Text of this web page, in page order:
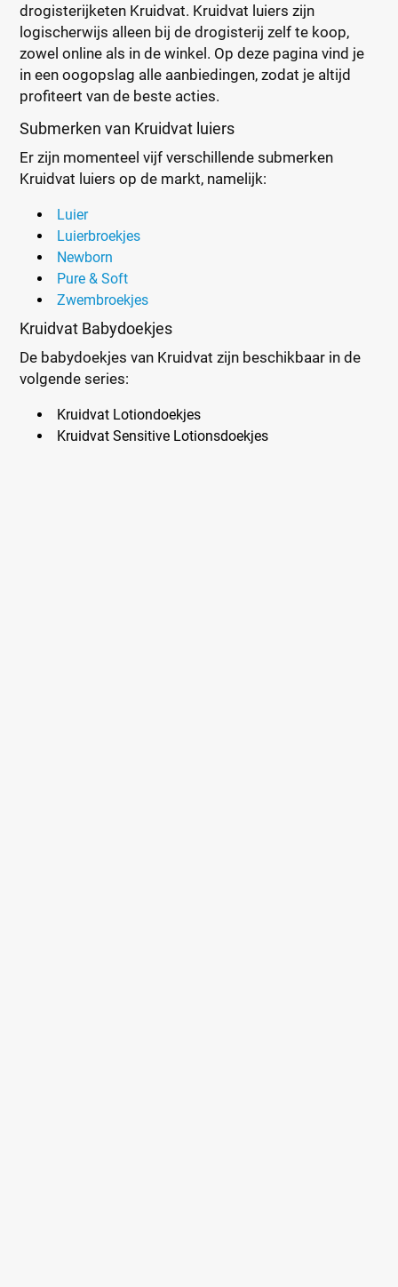
drogisterijketen Kruidvat. Kruidvat luiers zijn
logischerwijs alleen bij de drogisterij zelf te koop,
zowel online als in de winkel. Op deze pagina vind je
in een oogopslag alle aanbiedingen, zodat je altijd
profiteert van de beste acties.
Submerken van Kruidvat luiers
Er zijn momenteel vijf verschillende submerken
Kruidvat luiers op de markt, namelijk:
Luier
Luierbroekjes
Newborn
Pure & Soft
Zwembroekjes
Kruidvat Babydoekjes
De babydoekjes van Kruidvat zijn beschikbaar in de
volgende series:
Kruidvat Lotiondoekjes
Kruidvat Sensitive Lotionsdoekjes